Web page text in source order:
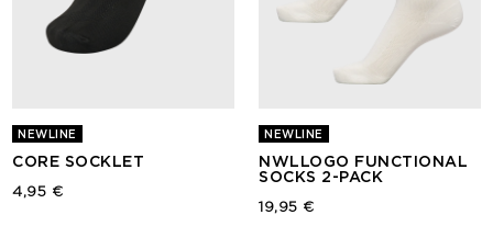
NEWLINE
CORE SOCKLET
4,95 €
NEWLINE
NWLLOGO FUNCTIONAL
SOCKS 2-PACK
19,95 €